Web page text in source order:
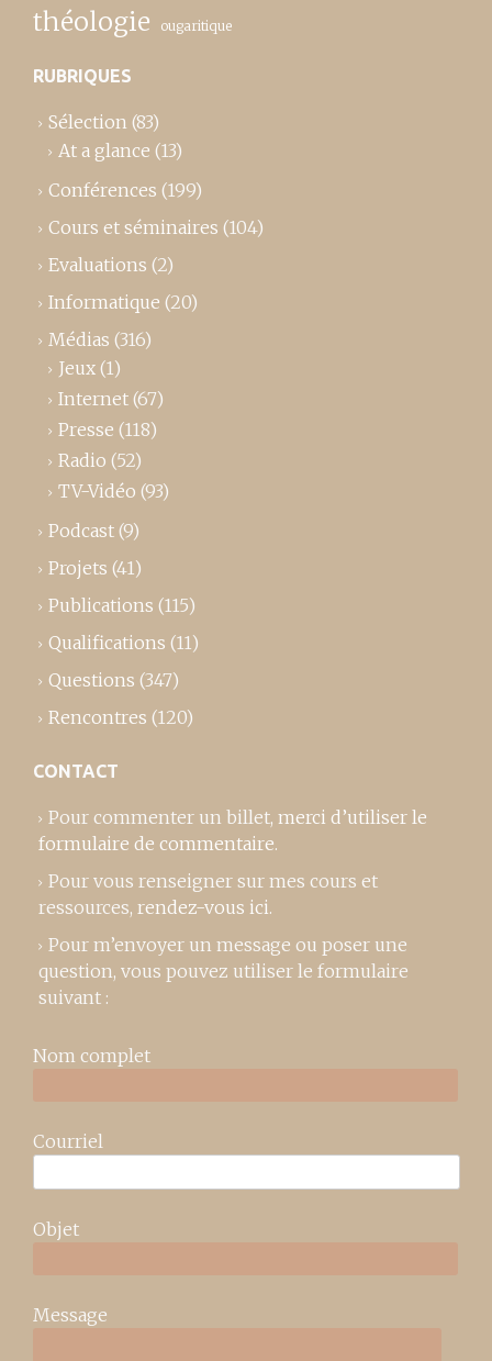
théologie ougaritique
RUBRIQUES
Sélection (83)
At a glance (13)
Conférences (199)
Cours et séminaires (104)
Evaluations (2)
Informatique (20)
Médias (316)
Jeux (1)
Internet (67)
Presse (118)
Radio (52)
TV-Vidéo (93)
Podcast (9)
Projets (41)
Publications (115)
Qualifications (11)
Questions (347)
Rencontres (120)
CONTACT
Pour commenter un billet, merci d’utiliser le
formulaire de commentaire.
Pour vous renseigner sur mes cours et
ressources, rendez-vous ici.
Pour m’envoyer un message ou poser une
question, vous pouvez utiliser le formulaire
suivant :
Nom complet
Courriel
Objet
Message